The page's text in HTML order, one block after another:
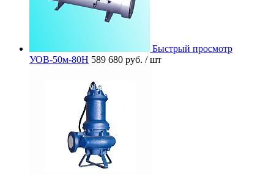
Быстрый просмотр
УОВ-50м-80Н 589 680 руб. / шт